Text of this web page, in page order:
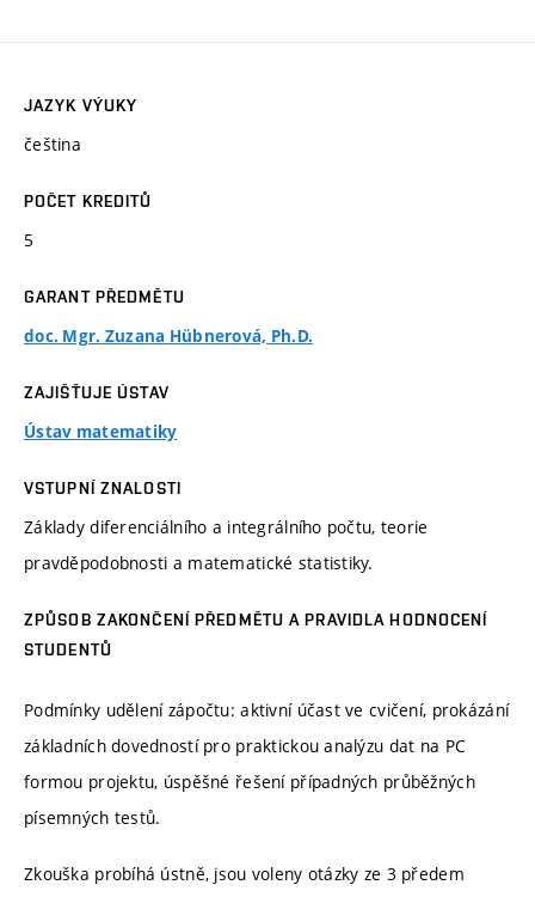
JAZYK VÝUKY
čeština
POČET KREDITŮ
5
GARANT PŘEDMĚTU
doc. Mgr. Zuzana Hübnerová, Ph.D.
ZAJIŠŤUJE ÚSTAV
Ústav matematiky
VSTUPNÍ ZNALOSTI
Základy diferenciálního a integrálního počtu, teorie
pravděpodobnosti a matematické statistiky.
ZPŮSOB ZAKONČENÍ PŘEDMĚTU A PRAVIDLA HODNOCENÍ
STUDENTŮ
Podmínky udělení zápočtu: aktivní účast ve cvičení, prokázání
základních dovedností pro praktickou analýzu dat na PC
formou projektu, úspěšné řešení případných průběžných
písemných testů.
Zkouška probíhá ústně, jsou voleny otázky ze 3 předem